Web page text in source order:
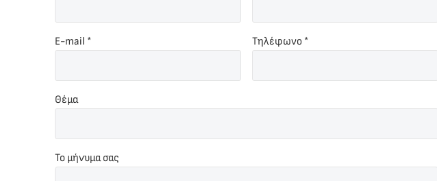
E-mail * Τηλέφωνο *
Θέμα
Το μήνυμα σας